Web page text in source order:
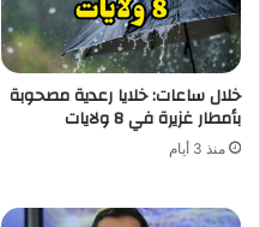
خلال ساعات: خلايا رعدية مصحوبة
بأمطار غزيرة في 8 ولايات
منذ 3 أيام